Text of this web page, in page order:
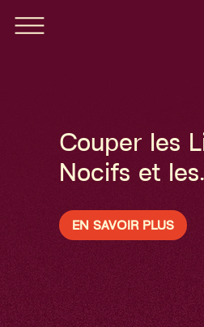
Classe en ligne
Couper les
Nocifs et les
Attachements
EN SAVOIR PLUS